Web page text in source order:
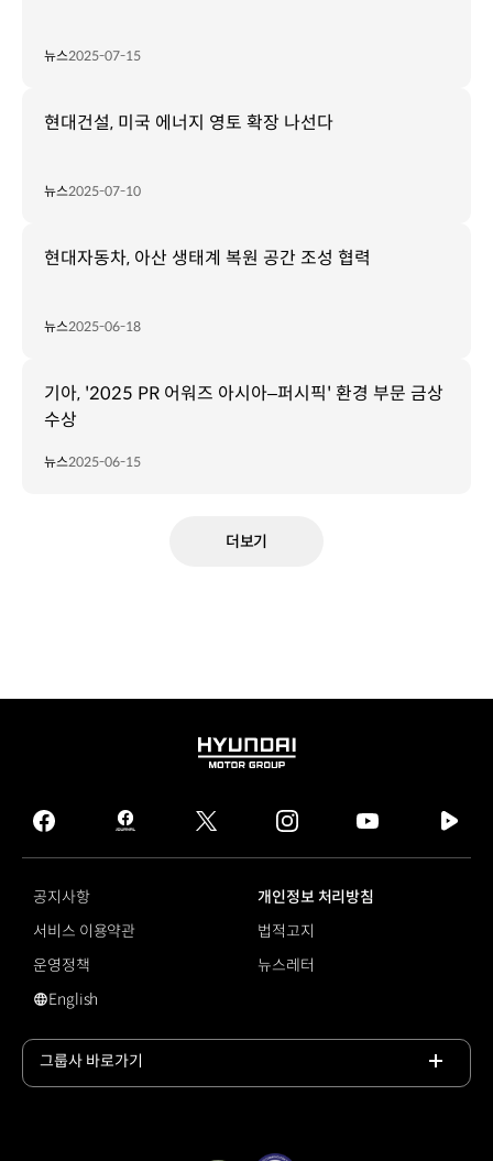
뉴스2025-07-15
현대건설, 미국 에너지 영토 확장 나선다
뉴스2025-07-10
현대자동차, 아산 생태계 복원 공간 조성 협력
뉴스2025-06-18
기아, '2025 PR 어워즈 아시아–퍼시픽' 환경 부문 금상
수상
뉴스2025-06-15
더보기
HYUNDAI
GROUP
facebook
hmg
journal
twitter instagram
tv
공지사항
개인정보 처리방침
서비스 이용약관
법적고지
운영정책
뉴스레터
#For our Planet
English
그룹사 바로가기